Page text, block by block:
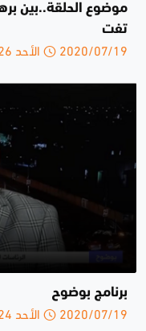
موضوع الحلقة..بين
تفت
2020/07/19 الأحد 23:26 م
برنامج بوضوح
2020/07/19 الأحد 23:24 م